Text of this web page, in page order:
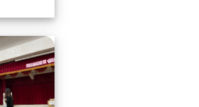
113.1.17中年級營養教育(